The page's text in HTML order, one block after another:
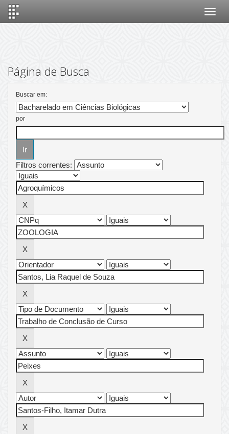
Página de Busca
Buscar em:
por
Filtros correntes: